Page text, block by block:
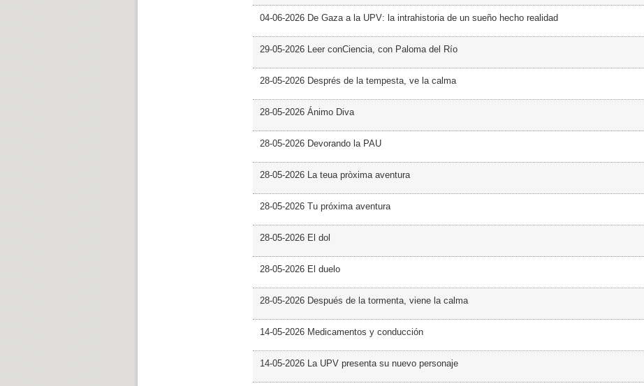
04-06-2026 De Gaza a la UPV: la intrahistoria de un sueño hecho realidad
29-05-2026 Leer conCiencia, con Paloma del Río
28-05-2026 Després de la tempesta, ve la calma
28-05-2026 Ánimo Diva
28-05-2026 Devorando la PAU
28-05-2026 La teua pròxima aventura
28-05-2026 Tu próxima aventura
28-05-2026 El dol
28-05-2026 El duelo
28-05-2026 Después de la tormenta, viene la calma
14-05-2026 Medicamentos y conducción
14-05-2026 La UPV presenta su nuevo personaje